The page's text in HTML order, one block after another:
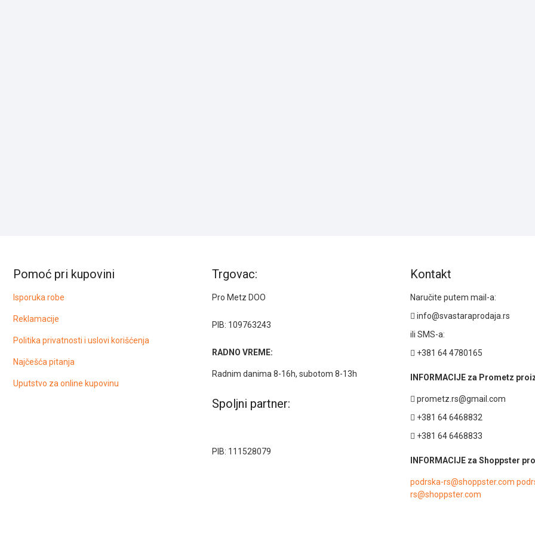
Pomoć pri kupovini
Isporuka robe
Reklamacije
Politika privatnosti i uslovi korišćenja
Najčešća pitanja
Uputstvo za online kupovinu
Trgovac:
Pro Metz DOO
PIB: 109763243
RADNO VREME:
Radnim danima 8-16h, subotom 8-13h
Spoljni partner:
PIB: 111528079
Kontakt
Naručite putem mail-a:
info@svastaraprodaja.rs
ili SMS-a:
+381 64 4780165
INFORMACIJE za Prometz
prometz.rs@gmail.com
+381 64 6468832
+381 64 6468833
INFORMACIJE za Shoppster
podrska-rs@shoppster.com
rs@shoppster.com